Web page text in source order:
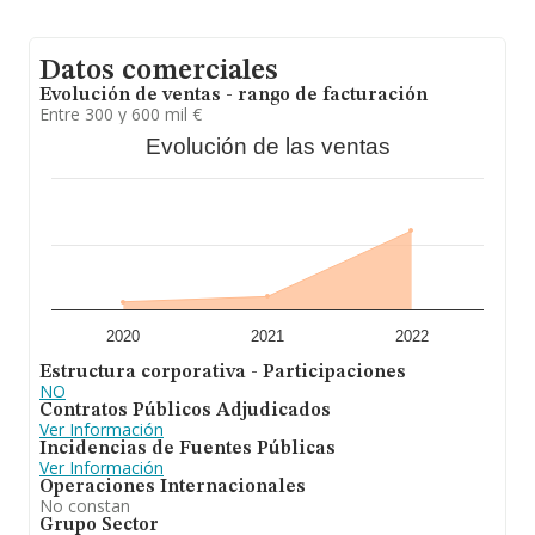
es de 3.
Datos comerciales
Evolución de ventas - rango de facturación
Entre 300 y 600 mil €
Evolución de las ventas
2020 2021 2022
Estructura corporativa - Participaciones
NO
Contratos Públicos Adjudicados
Ver Información
Incidencias de Fuentes Públicas
Ver Información
Operaciones Internacionales
No constan
Grupo Sector